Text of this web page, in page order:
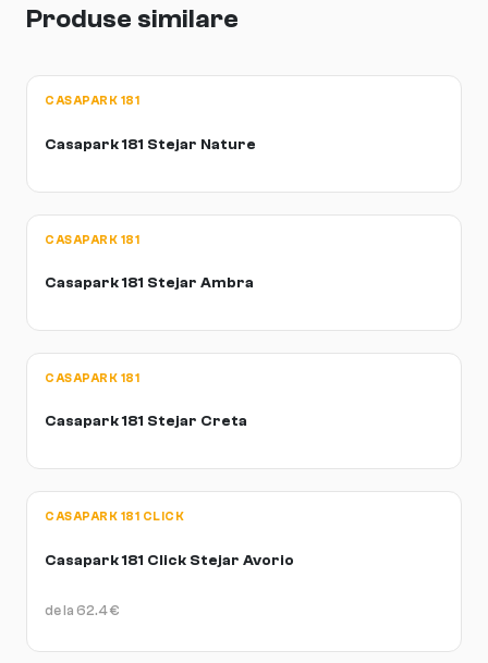
Produse similare
CASAPARK 181
Casapark 181 Stejar Nature
CASAPARK 181
Casapark 181 Stejar Ambra
CASAPARK 181
Casapark 181 Stejar Creta
CASAPARK 181 CLICK
Casapark 181 Click Stejar Avorio
de la 62.4€